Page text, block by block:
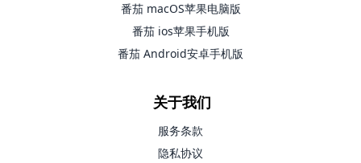
番茄 macOS苹果电脑版
番茄 ios苹果手机版
番茄 Android安卓手机版
关于我们
服务条款
隐私协议